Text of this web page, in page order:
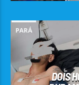
PARÁ
DOIS